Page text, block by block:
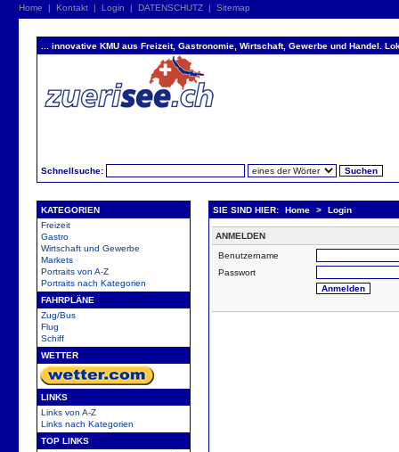
Home | Kontakt | Login | DATENSCHUTZ | Sitemap
... innovative KMU aus Freizeit, Gastronomie, Wirtschaft, Gewerbe und Handel.
Schnellsuche:
KATEGORIEN
Freizeit
Gastro
Wirtschaft und Gewerbe
Markets
Portraits von A-Z
Portraits nach Kategorien
FAHRPLÄNE
Zug/Bus
Flug
Schiff
WETTER
LINKS
Links von A-Z
Links nach Kategorien
TOP LINKS
SIE SIND HIER: Home > Login
ANMELDEN
Benutzername
Passwort